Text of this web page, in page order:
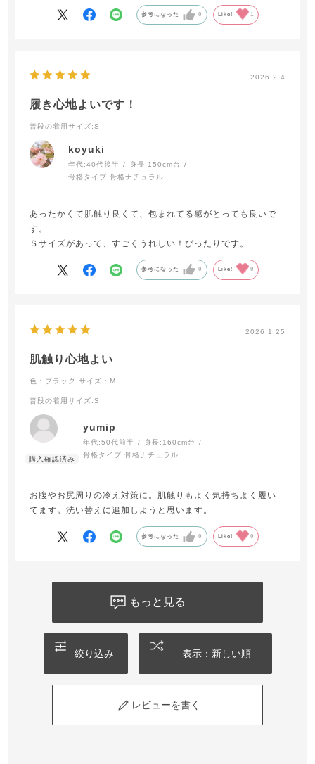
参考になった 0 Like! 1
2026.2.4
履き心地よいです！
普段の着用サイズ:S
koyuki
年代:40代後半 身長: 150cm台
骨格タイプ:骨格ナチュラル
あったかくて肌触り良くて、包まれてる感がとっても良いで
す。
Ｓサイズがあって、すごくうれしい！ぴったりです。
参考になった 0 Like! 0
2026.1.25
肌触り心地よい
色：ブラック サイズ：M
普段の着用サイズ :S
yumip
年代:50代前半 身長: 160cm台
骨格タイプ:骨格ナチュラル
お腹やお尻周りの冷え対策に。肌触りもよく気持ちよく履い
てます。洗い替えに追加しようと思います。
参考になった 0 Like! 0
もっと見る
絞り込み 表示：新しい順
レビューを書く